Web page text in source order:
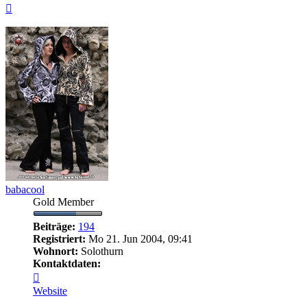
babacool
Gold Member
Beiträge: 194
Registriert: Mo 21. Jun 2004, 09:41
Wohnort: Solothurn
Kontaktdaten:
von
babacool
Website